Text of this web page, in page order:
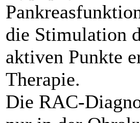
die Stimulation
aktiven Punkte
Therapie.
Die RAC-